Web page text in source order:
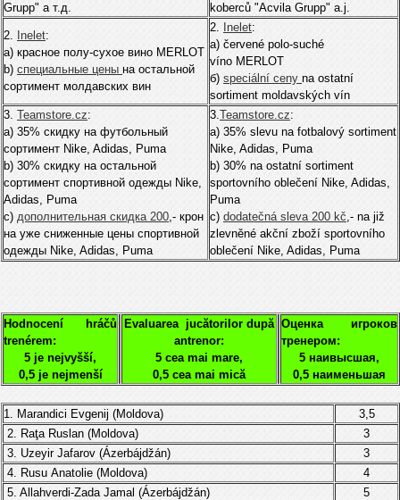
Grupp" а т.д.
koberců "Acvila Grupp" a.j.
2. Inelet:
а) красное полу-сухое вино MERLOT
b) специальные цены на остальной
сортимент молдавских вин
2. Inelet:
а) červené polo-suché
víno MERLOT
б) speciální ceny na ostatní
sortiment moldavských vín
3. Teamstore.cz:
а) 35% скидку на футбольный
сортимент Nike, Adidas, Puma
b) 30% скидку на остальной
сортимент спортивной одежды Nike,
Adidas, Puma
c) дополнительная скидка 200,- крон
на уже сниженные цены спортивной
одежды Nike, Adidas, Puma
3.Teamstore.cz:
а) 35% slevu na fotbalový sortiment
Nike, Adidas, Puma
b) 30% na ostatní sortiment
sportovního oblečení Nike, Adidas,
Puma
c) dodatečná sleva 200 kč,- na již
zlevněné akční zboží sportovního
oblečení Nike, Adidas, Puma
Hodnocení hráčů
trenérem:
5 je nejvyšší,
0,5 je nejmenší
Evaluarea jucătorilor după
antrenor:
5 cea mai mare,
0,5 cea mai mică
Оценка игроков
тренером:
5 наивысшая,
0,5 наименьшая
1. Marandici Evgenij (Moldova)
3,5
2. Raţa Ruslan (Moldova)
3
3. Uzeyir Jafarov (Ázerbájdžán)
3
4. Rusu Anatolie (Moldova)
4
5. Allahverdi-Zada Jamal (Ázerbájdžán)
5